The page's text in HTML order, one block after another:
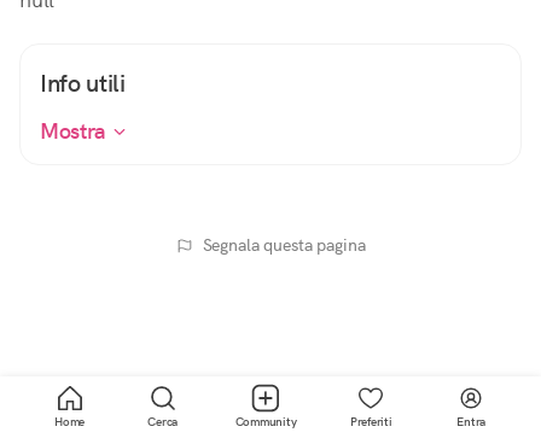
Info utili
Mostra
Segnala questa pagina
Home Cerca Community Preferiti Entra